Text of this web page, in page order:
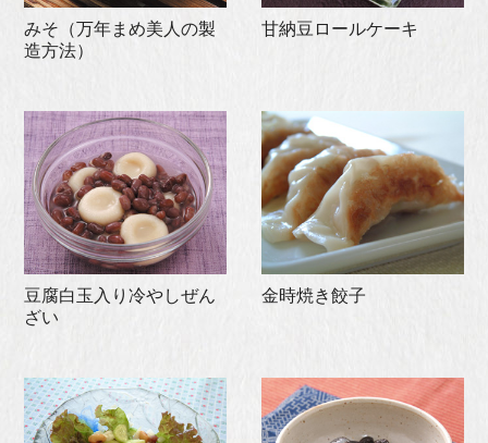
みそ（万年まめ美人の製
造方法）
甘納豆ロールケーキ
豆腐白玉入り冷やしぜん
ざい
金時焼き餃子